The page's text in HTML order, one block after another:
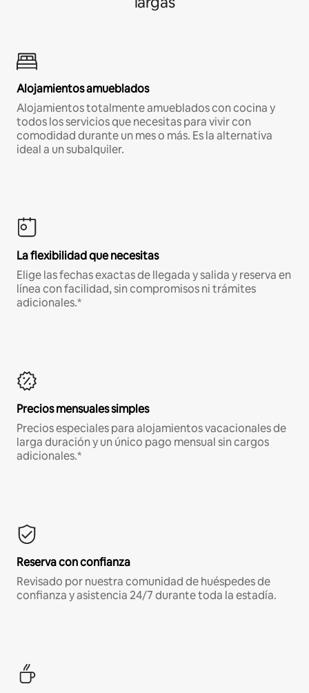
Alojamientos amueblados
Alojamientos totalmente amueblados con cocina y
todos los servicios que necesitas para vivir con
comodidad durante un mes o más. Es la alternativa
ideal a un subalquiler.
La flexibilidad que necesitas
Elige las fechas exactas de llegada y salida y reserva en
línea con facilidad, sin compromisos ni trámites
adicionales.*
Precios mensuales simples
Precios especiales para alojamientos vacacionales de
larga duración y un único pago mensual sin cargos
adicionales.*
Reserva con confianza
Revisado por nuestra comunidad de huéspedes de
confianza y asistencia 24/7 durante toda la estadía.